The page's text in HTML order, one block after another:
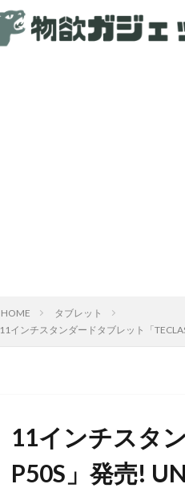
HOME
タブレット
11インチスタンダードタブレット「
11インチスタ
P50S」発売!